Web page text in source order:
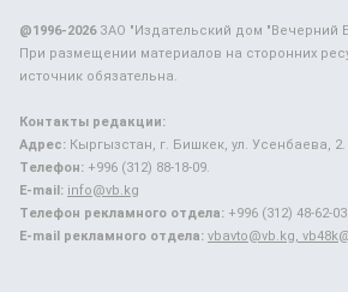
@1996-2026ЗАО "Издательский дом "Вечерний
При размещении материалов на сторонних
источник обязательна.
Контакты редакции:
Адрес: Кыргызстан, г. Бишкек, ул. Усенбаева, 2.
Телефон: +996 (312) 88-18-09.
E-mail: info@vb.kg
Телефон рекламного отдела: +996 (312) 48-62-03.
E-mail рекламного отдела: vbavto@vb.kg,